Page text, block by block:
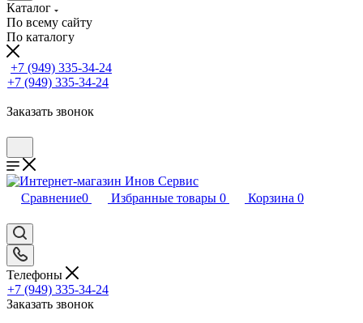
Каталог
По всему сайту
По каталогу
+7 (949) 335-34-24
+7 (949) 335-34-24
Заказать звонок
Сравнение0 Избранные товары 0 Корзина 0
Телефоны
+7 (949) 335-34-24
Заказать звонок